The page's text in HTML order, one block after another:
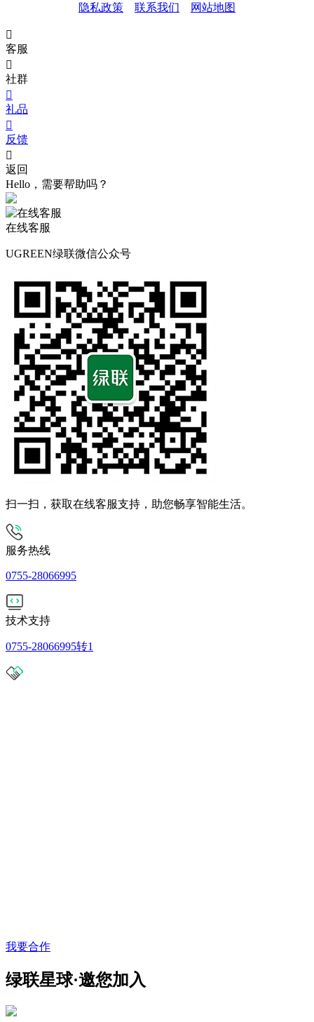
隐私政策
联系我们 网站地图

客服

社群

礼品

反馈

返回
Hello，需要帮助吗？
在线客服
UGREEN绿联微信公众号
扫一扫，获取在线客服支持，助您畅享智能生活。
服务热线
0755-28066995
技术支持
0755-28066995转1
我要合作
绿联星球·邀您加入